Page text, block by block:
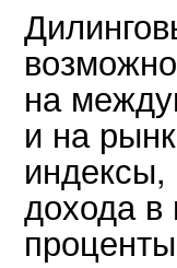
на
и на
дохода